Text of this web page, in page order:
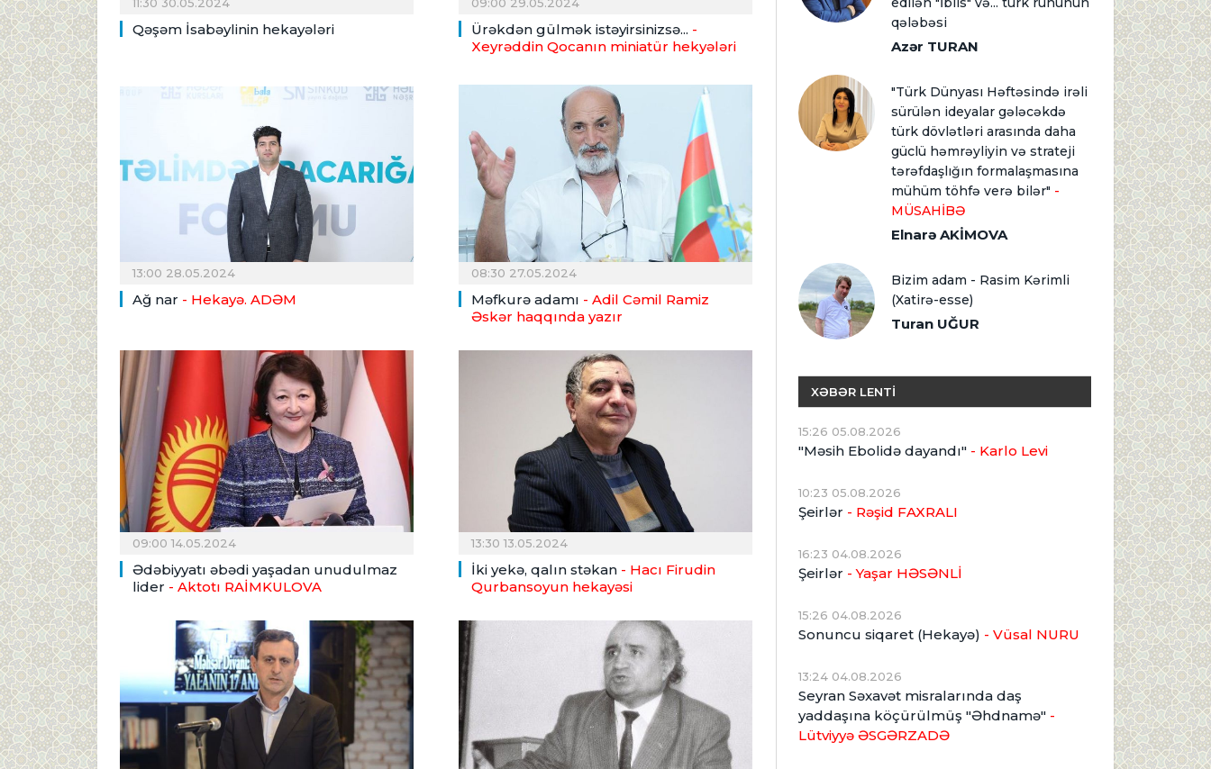
11:30 30.05.2024
Qəşəm İsabəylinin hekayələri
09:00 29.05.2024
Ürəkdən gülmək istəyirsinizsə... -
Xeyrəddin Qocanın miniatür hekyələri
13:00 28.05.2024
Ağ nar - Hekayə. ADƏM
08:30 27.05.2024
Məfkurə adamı - Adil Cəmil Ramiz
Əskər haqqında yazır
09:00 14.05.2024
Ədəbiyyatı əbədi yaşadan unudulmaz
lider - Aktotı RAİMKULOVA
13:30 13.05.2024
İki yekə, qalın stəkan - Hacı Firudin
Qurbansoyun hekayəsi
qələbəsi
Azər TURAN
"Türk Dünyası Həftəsində irəli
sürülən ideyalar gələcəkdə
türk dövlətləri arasında daha
güclü həmrəyliyin və strateji
tərəfdaşlığın formalaşmasına
mühüm töhfə verə bilər" -
MÜSAHİBƏ
Elnarə AKİMOVA
Bizim adam - Rasim Kərimli
(Xatirə-esse)
Turan UĞUR
XƏBƏR LENTİ
15:26 05.08.2026
"Məsih Ebolidə dayandı" - Karlo Levi
10:23 05.08.2026
Şeirlər - Rəşid FAXRALI
16:23 04.08.2026
Şeirlər - Yaşar HƏSƏNLİ
15:26 04.08.2026
Sonuncu siqaret (Hekayə) - Vüsal NURU
13:24 04.08.2026
Seyran Səxavət misralarında daş
yaddaşına köçürülmüş "Əhdnamə" -
Lütviyyə ƏSGƏRZADƏ